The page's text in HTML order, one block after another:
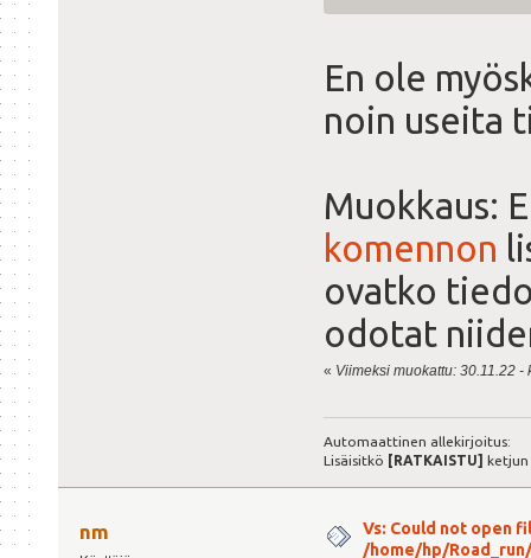
En ole
noin useita
Muokkaus:
komennon
ovatko
odotat
« Viimeksi muokattu: 30.11.22
Automaattinen allekirjoitus:
Lisäisitkö [RATKAISTU] ketjun
nm
Vs: Could not open
/home/hp/